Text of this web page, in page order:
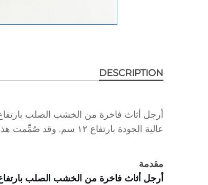
DESCRIPTION
عالية الجودة بارتفاع ١٢ سم. وقد صُمِّمت هذه الأرجل غير المُنهية لتوفير التعددية والمتانة...
مقدمة
أرجل أثاث فاخرة من الخشب الصلب بارتفاع ١٢ سم | قطع غيار متينة للأريكات